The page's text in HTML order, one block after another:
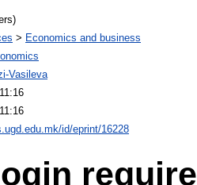
> Economics and business
Vasileva
id/eprint/16228